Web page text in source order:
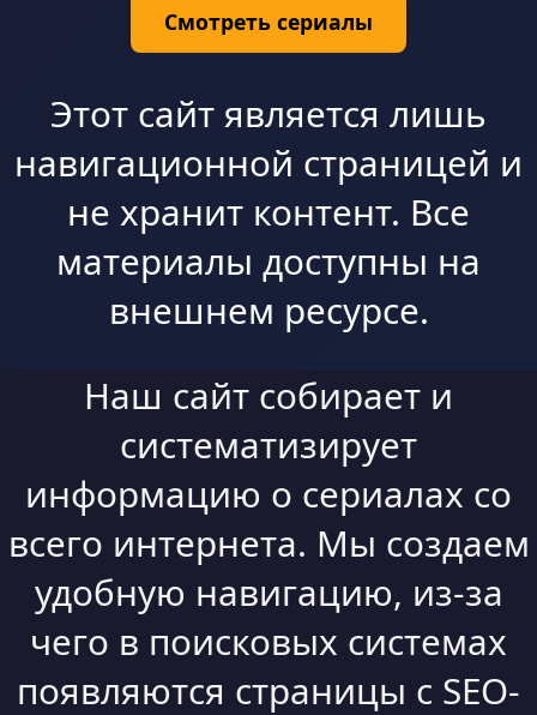
Смотреть сериалы
Этот сайт является лишь
навигационной страницей и
не хранит контент. Все
материалы доступны на
внешнем ресурсе.
Наш сайт собирает и
систематизирует
информацию о сериалах со
всего интернета. Мы создаем
удобную навигацию, из-за
чего в поисковых системах
появляются страницы с SEO-